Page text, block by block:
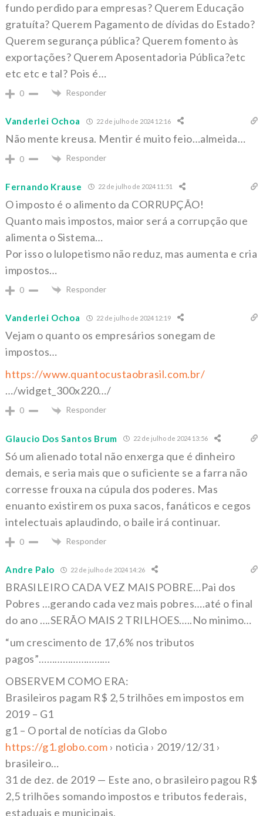
fundo perdido para empresas? Querem Educação
gratuíta? Querem Pagamento de dívidas do Estado?
Querem segurança pública? Querem fomento às
exportações? Querem Aposentadoria Pública?etc
etc etc e tal? Pois é…
0 Responder
Vanderlei Ochoa 22 de julho de 2024 12:16
Não mente kreusa. Mentir é muito feio…almeida…
0 Responder
Fernando Krause 22 de julho de 2024 11:51
O imposto é o alimento da CORRUPÇÃO!
Quanto mais impostos, maior será a corrupção que
alimenta o Sistema…
Por isso o lulopetismo não reduz, mas aumenta e cria
impostos…
0 Responder
Vanderlei Ochoa 22 de julho de 2024 12:19
Vejam o quanto os empresários sonegam de
impostos…
https://www.quantocustaobrasil.com.br/
…/widget_300x220…/
0 Responder
Glaucio Dos Santos Brum 22 de julho de 2024 13:56
Só um alienado total não enxerga que é dinheiro
demais, e seria mais que o suficiente se a farra não
corresse frouxa na cúpula dos poderes. Mas
enuanto existirem os puxa sacos, fanáticos e cegos
intelectuais aplaudindo, o baile irá continuar.
0 Responder
Andre Palo 22 de julho de 2024 14:26
BRASILEIRO CADA VEZ MAIS POBRE…Pai dos
Pobres …gerando cada vez mais pobres….até o final
do ano ….SERÃO MAIS 2 TRILHOES…..No minimo…
“um crescimento de 17,6% nos tributos
pagos”………………………
OBSERVEM COMO ERA:
Brasileiros pagam R$ 2,5 trilhões em impostos em
2019 – G1
g1 – O portal de notícias da Globo
https://g1.globo.com › noticia › 2019/12/31 ›
brasileiro…
31 de dez. de 2019 — Este ano, o brasileiro pagou R$
2,5 trilhões somando impostos e tributos federais,
estaduais e municipais,